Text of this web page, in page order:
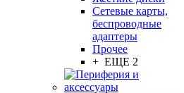
Сетевые карты,
беспроводные
адаптеры
Прочее
+ ЕЩЕ 2